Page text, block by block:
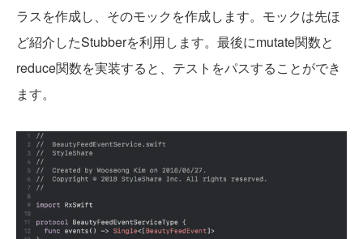
ラスを作成し、そのモックを作成します。モックは先ほ
ど紹介したStubberを利用します。最後にmutate関数と
reduce関数を実装すると、テストをパスすることができ
ます。